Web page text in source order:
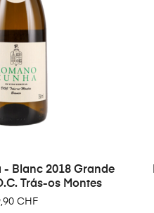
- Blanc 2018 Grande
Trás-os Montes
CHF